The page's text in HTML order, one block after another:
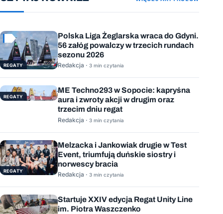
REGATY
Polska Liga Żeglarska wraca do Gdyni.
56 załóg powalczy w trzecich rundach
sezonu 2026
Redakcja · 3 min czytania
REGATY
ME Techno293 w Sopocie: kapryśna
aura i zwroty akcji w drugim oraz
trzecim dniu regat
Redakcja · 3 min czytania
REGATY
Melzacka i Jankowiak drugie w Test
Event, triumfują duńskie siostry i
norwescy bracia
Redakcja · 3 min czytania
Startuje XXIV edycja Regat Unity Line
im. Piotra Waszczenko